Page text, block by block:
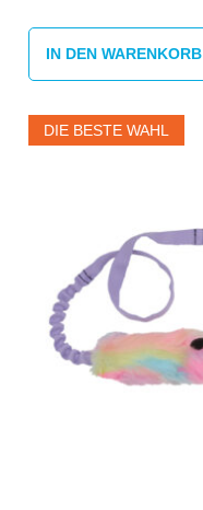
IN DEN WARENKORB
DIE BESTE WAHL